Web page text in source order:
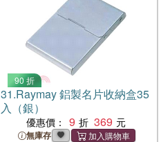
90 折
31.Raymay 鋁製名片收納盒35
入（銀）
優惠價： 9 369
無庫存